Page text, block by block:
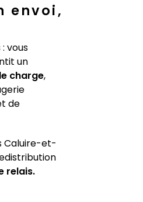
envoi,
vous
un
charge,
de
Caluire-et-
relais.